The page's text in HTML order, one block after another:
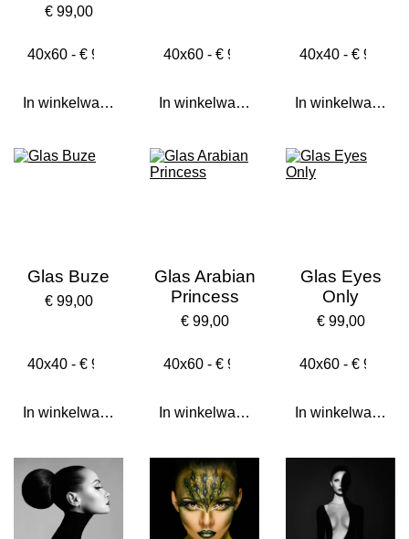
€ 99,00
In winkelwagen In winkelwagen In winkelwagen
Glas Buze
€ 99,00
In winkelwagen
Glas Arabian
Princess
€ 99,00
In winkelwagen
Glas Eyes
Only
€ 99,00
In winkelwagen